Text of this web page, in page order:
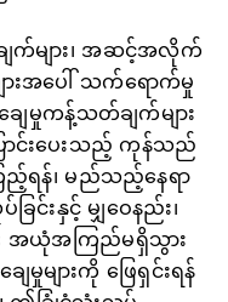
က်များ၊ အဆင့်အလိုက်
ျားအပေါ် သက်ရောက်မှု
ေမှုကန့်သတ်ချက်များ
င်းပေးသည့် ကုန်သည်
ည့်ရန်၊ မည်သည့်နေရာ
းနှင့် မျှဝေနည်း၊
း အယုံအကြည်မရှိသွား
ေမှုများကို ဖြေရှင်းရန်